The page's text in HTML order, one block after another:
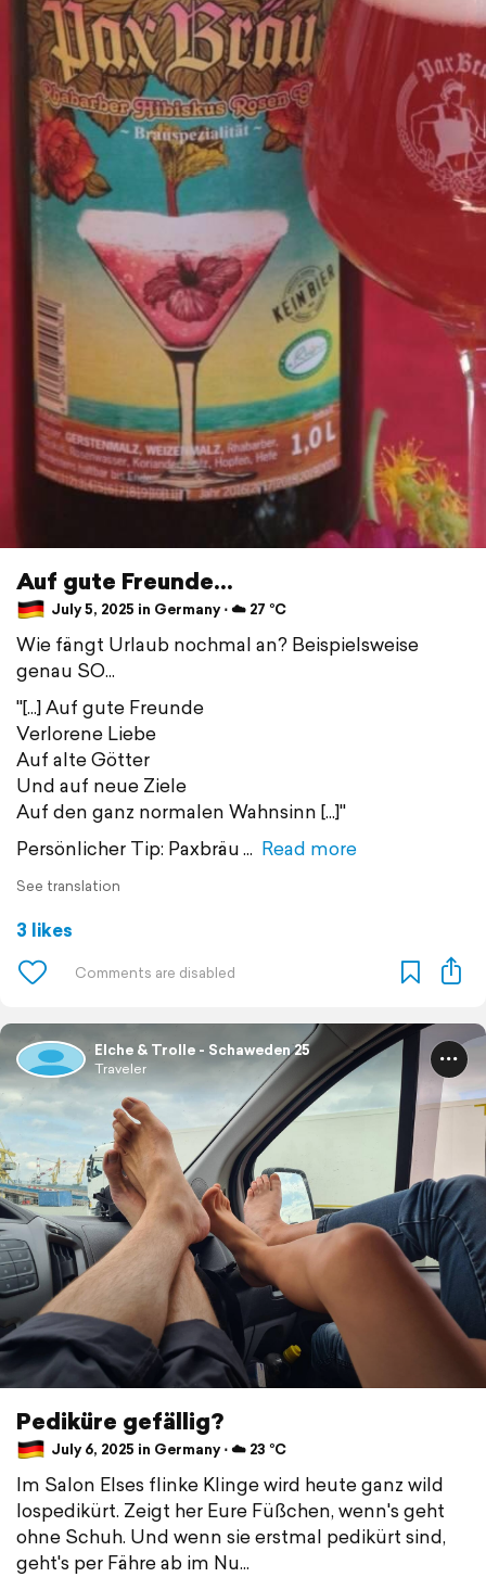
Auf gute Freunde...
July 5, 2025 in Germany ⋅ ☁️ 27 °C
Wie fängt Urlaub nochmal an? Beispielsweise
genau SO...
"[...] Auf gute Freunde
Verlorene Liebe
Auf alte Götter
Und auf neue Ziele
Auf den ganz normalen Wahnsinn [...]"
Persönlicher Tip: Paxbräu
Read more
See translation
3 likes
Elche & Trolle - Schaweden 25
Traveler
Pediküre gefällig?
July 6, 2025 in Germany ⋅ ☁️ 23 °C
Im Salon Elses flinke Klinge wird heute ganz wild
lospedikürt. Zeigt her Eure Füßchen, wenn's geht
ohne Schuh. Und wenn sie erstmal pedikürt sind,
geht's per Fähre ab im Nu...